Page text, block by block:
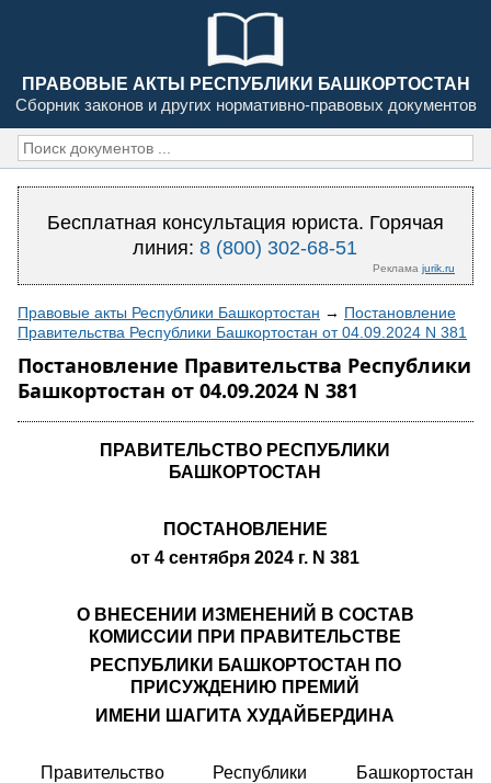
ПРАВОВЫЕ АКТЫ РЕСПУБЛИКИ БАШКОРТОСТАН
Сборник законов и других нормативно-правовых документов
Бесплатная консультация юриста. Горячая
линия:8 (800) 302-68-51
Реклама jurik.ru
Правовые акты Республики Башкортостан → Постановление
Правительства Республики Башкортостан от 04.09.2024 N 381
Постановление Правительства Республики
Башкортостан от 04.09.2024 N 381
ПРАВИТЕЛЬСТВО РЕСПУБЛИКИ
БАШКОРТОСТАН
ПОСТАНОВЛЕНИЕ
от 4 сентября 2024 г. N 381
О ВНЕСЕНИИ ИЗМЕНЕНИЙ В СОСТАВ
КОМИССИИ ПРИ ПРАВИТЕЛЬСТВЕ
РЕСПУБЛИКИ БАШКОРТОСТАН ПО
ПРИСУЖДЕНИЮ ПРЕМИЙ
ИМЕНИ ШАГИТА ХУДАЙБЕРДИНА
Правительство Республики Башкортостан